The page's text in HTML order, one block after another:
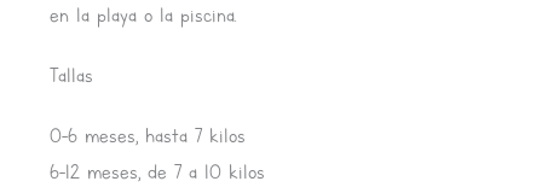
en la playa o la piscina.
Tallas
0-6 meses, hasta 7 kilos
6-12 meses, de 7 a 10 kilos